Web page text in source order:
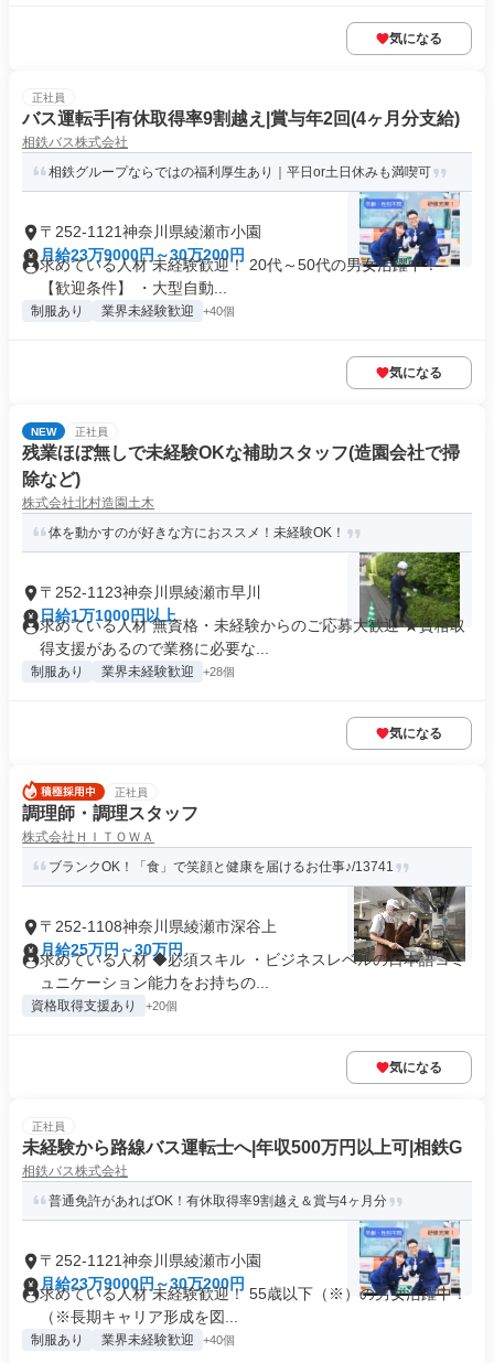
気になる
正社員
バス運転手|有休取得率9割越え|賞与年2回(4ヶ月分支給)
相鉄バス株式会社
相鉄グループならではの福利厚生あり｜平日or土日休みも満喫可
〒252-1121神奈川県綾瀬市小園
月給23万9000円～30万200円
求めている人材 未経験歓迎！ 20代～50代の男女活躍中！
【歓迎条件】 ・大型自動...
制服あり 業界未経験歓迎 +40個
気になる
NEW 正社員
残業ほぼ無しで未経験OKな補助スタッフ(造園会社で掃
除など)
株式会社北村造園土木
体を動かすのが好きな方におススメ！未経験OK！
〒252-1123神奈川県綾瀬市早川
日給1万1000円以上
求めている人材 無資格・未経験からのご応募大歓迎 ★資格取
得支援があるので業務に必要な...
制服あり 業界未経験歓迎 +28個
気になる
正社員
調理師・調理スタッフ
株式会社ＨＩＴＯＷＡ
ブランクOK！「食」で笑顔と健康を届けるお仕事♪/13741
〒252-1108神奈川県綾瀬市深谷上
月給25万円～30万円
求めている人材 ◆必須スキル ・ビジネスレベルの日本語コミ
ュニケーション能力をお持ちの...
資格取得支援あり +20個
気になる
正社員
未経験から路線バス運転士へ|年収500万円以上可|相鉄G
相鉄バス株式会社
普通免許があればOK！有休取得率9割越え＆賞与4ヶ月分
〒252-1121神奈川県綾瀬市小園
月給23万9000円～30万200円
求めている人材 未経験歓迎！ 55歳以下（※）の男女活躍中！
（※長期キャリア形成を図...
制服あり 業界未経験歓迎 +40個